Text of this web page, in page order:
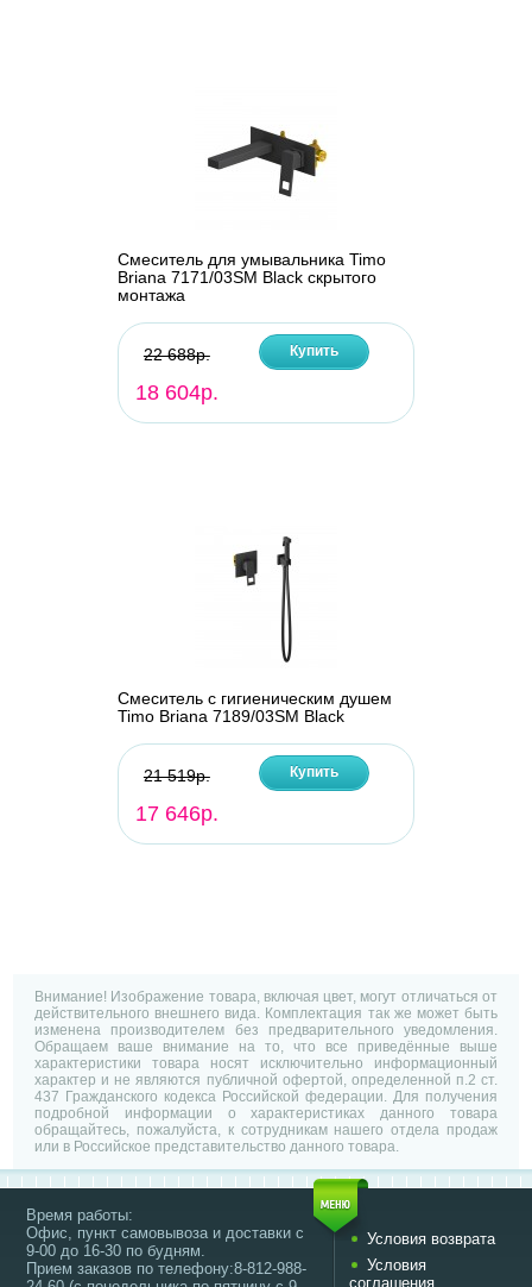
Смеситель для умывальника Timo
Briana 7171/03SM Black скрытого
монтажа
22 688р.
18 604р.
Купить
Смеситель с гигиеническим душем
Timo Briana 7189/03SM Black
21 519р.
17 646р.
Купить
Внимание! Изображение товара, включая цвет, могут отличаться от
действительного внешнего вида. Комплектация так же может быть
изменена производителем без предварительного уведомления.
Обращаем ваше внимание на то, что все приведённые выше
характеристики товара носят исключительно информационный
характер и не являются публичной офертой, определенной п.2 ст.
437 Гражданского кодекса Российской федерации. Для получения
подробной информации о характеристиках данного товара
обращайтесь, пожалуйста, к сотрудникам нашего отдела продаж
или в Российское представительство данного товара.
Время работы:
Офис, пункт самовывоза и доставки с
9-00 до 16-30 по будням.
Прием заказов по телефону:8-812-988-
Условия возврата
Условия
соглашения